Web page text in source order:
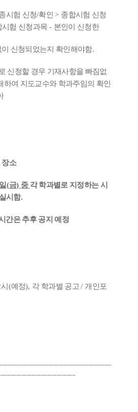
시험 신청/확인> 종합시험 신청
시험 신청과목 - 본인이 신청한
신청되었는지 확인해야함.
신청할 경우 기재사항을 빠짐없
하여 지도교수와 학과주임의 확인
장소
일(금) 중 각 학과별로 지정하는 시
시함.
간은 추후 공지 예정
시 (예정), 각 학과별 공고/ 개인포